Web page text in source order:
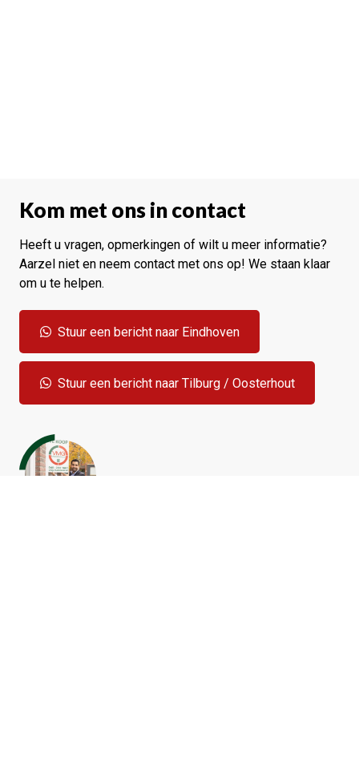
Kom met ons in contact
Heeft u vragen, opmerkingen of wilt u meer informatie?
Aarzel niet en neem contact met ons op! We staan klaar
om u te helpen.
Stuur een bericht naar Eindhoven
Stuur een bericht naar Tilburg / Oosterhout